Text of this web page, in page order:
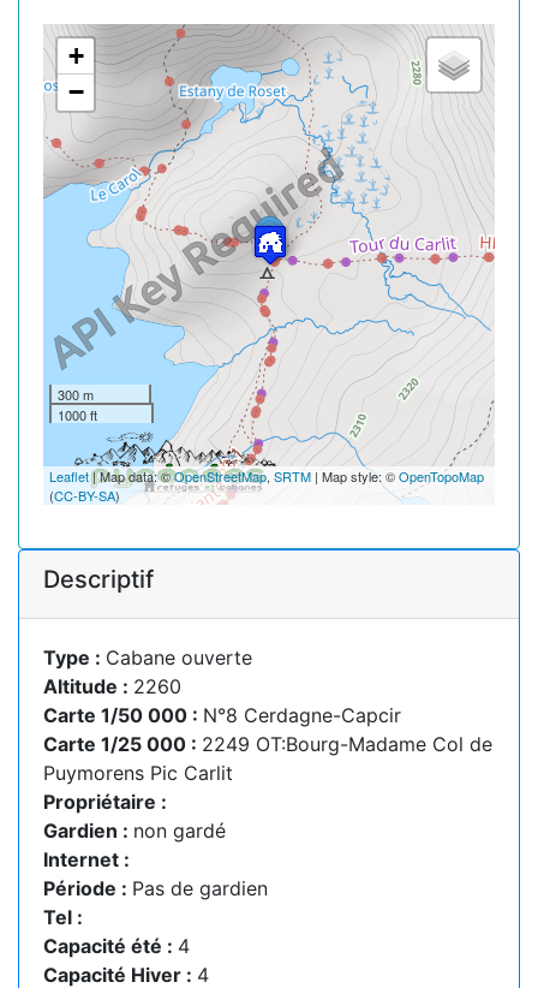
+
−
300 m
1000 ft
Leaflet| Map data: ©OpenStreetMap, SRTM | Map style: ©OpenTopoMap
(CC-BY-SA)
Descriptif
Type : Cabane ouverte
Altitude : 2260
Carte 1/50 000 : N°8 Cerdagne-Capcir
Carte 1/25 000 : 2249 OT:Bourg-Madame Col de
Puymorens Pic Carlit
Propriétaire :
Gardien : non gardé
Internet :
Période : Pas de gardien
Tel :
Capacité été : 4
Capacité Hiver : 4